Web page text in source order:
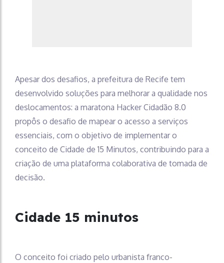
Apesar dos desafios, a prefeitura de Recife tem
desenvolvido soluções para melhorar a qualidade nos
deslocamentos: a maratona Hacker Cidadão 8.0
propôs o desafio de mapear o acesso a serviços
essenciais, com o objetivo de implementar o
conceito de Cidade de 15 Minutos, contribuindo para a
criação de uma plataforma colaborativa de tomada de
decisão.
Cidade 15 minutos
O conceito foi criado pelo urbanista franco-